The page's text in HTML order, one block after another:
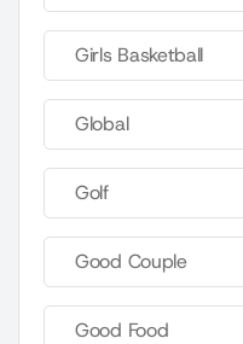
Girls Basketball
Global
Golf
Good Couple
Good Food